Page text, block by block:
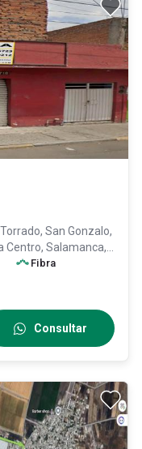
San Gonzalo,
Centro, Salamanca,
Fibra
Consultar